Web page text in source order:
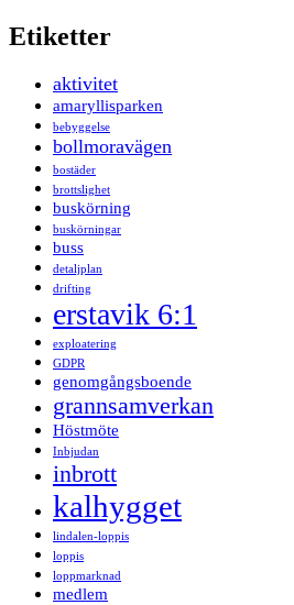
Etiketter
aktivitet
amaryllisparken
bebyggelse
bollmoravägen
bostäder
brottslighet
buskörning
buskörningar
buss
detaljplan
drifting
erstavik 6:1
exploatering
GDPR
genomgångsboende
grannsamverkan
Höstmöte
Inbjudan
inbrott
kalhygget
lindalen-loppis
loppis
loppmarknad
medlem